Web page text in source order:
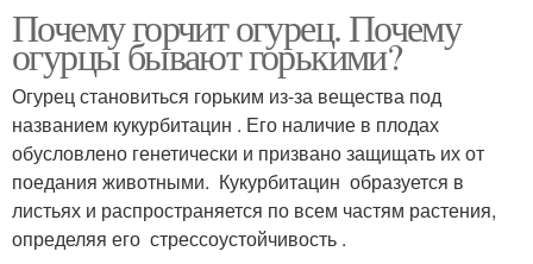
Почему горчит огурец. Почему
огурцы бывают горькими?
Огурец становиться горьким из-за вещества под
названием кукурбитацин . Его наличие в плодах
обусловлено генетически и призвано защищать их от
поедания животными. Кукурбитацин образуется в
листьях и распространяется по всем частям растения,
определяя его стрессоустойчивость .